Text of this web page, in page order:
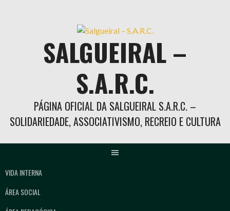
SALGUEIRAL –
S.A.R.C.
PÁGINA OFICIAL DA SALGUEIRAL S.A.R.C. –
SOLIDARIEDADE, ASSOCIATIVISMO, RECREIO E CULTURA
VIDA INTERNA
ÁREA SOCIAL